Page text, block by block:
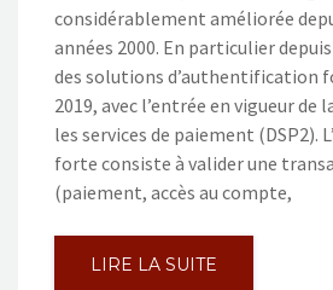
considérablement améliorée
années 2000. En particulier
des solutions d’authentification
2019, avec l’entrée en vigueur de
les services de paiement (DSP2).
forte consiste à valider une
(paiement, accès au compte,
LIRE LA SUITE